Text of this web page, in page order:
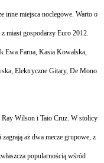
inne miejsca noclegowe. Warto o
miast gospodarzy Euro 2012.
Ewa Farna, Kasia Kowalska,
Elektryczne Gitary, De Mono
Wilson i Taio Cruz. W stolicy
aż dwa mecze grupowe, z
popularnością wśród